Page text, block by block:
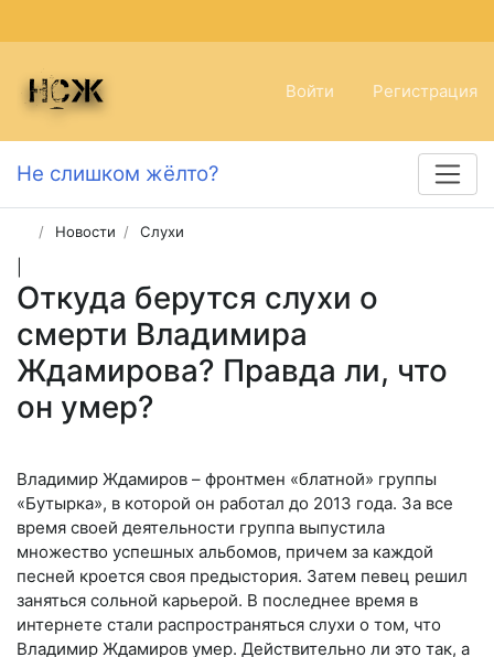
Войти Регистрация
Не слишком жёлто?
Новости Слухи
Откуда берутся слухи о
смерти Владимира
Ждамирова? Правда ли, что
он умер?
Владимир Ждамиров – фронтмен «блатной» группы
«Бутырка», в которой он работал до 2013 года. За все
время своей деятельности группа выпустила
множество успешных альбомов, причем за каждой
песней кроется своя предыстория. Затем певец решил
заняться сольной карьерой. В последнее время в
интернете стали распространяться слухи о том, что
Владимир Ждамиров умер. Действительно ли это так, а